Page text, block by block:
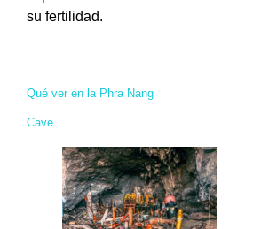
su fertilidad.
Qué ver en la Phra Nang
Cave